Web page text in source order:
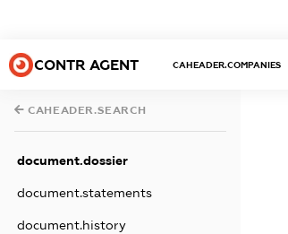
CONTR AGENT CAHEADER.COMPANIES
CAHEADER.SEARCH
document.dossier
document.statements
document.history